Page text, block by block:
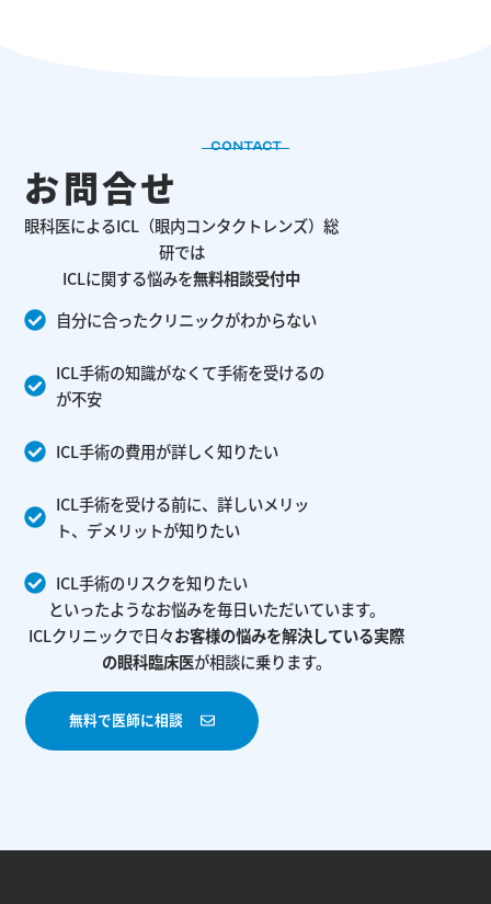
CONTACT
お問合せ
眼科医によるICL（眼内コンタクトレンズ）総
研では
ICLに関する悩みを無料相談受付中
自分に合ったクリニックがわからない
ICL手術の知識がなくて手術を受けるの
が不安
ICL手術の費用が詳しく知りたい
ICL手術を受ける前に、詳しいメリッ
ト、デメリットが知りたい
ICL手術のリスクを知りたい
といったようなお悩みを毎日いただいています。
ICLクリニックで日々お客様の悩みを解決している実際
の眼科臨床医が相談に乗ります。
無料で医師に相談